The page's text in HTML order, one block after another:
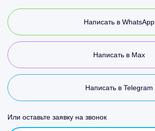
Написать в WhatsApp
Написать в Max
Написать в Telegram
Или оставьте заявку на звонок